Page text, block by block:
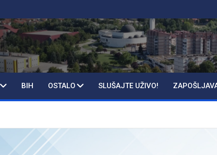
BIH OSTALO SLUŠAJTE UŽIVO!